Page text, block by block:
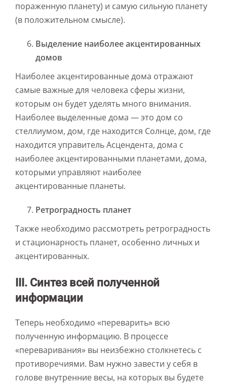
пораженную планету) и самую сильную планету
(в положительном смысле).
Выделение наиболее акцентированных
домов
Наиболее акцентированные дома отражают
самые важные для человека сферы жизни,
которым он будет уделять много внимания.
Наиболее выделенные дома — это дом со
стеллиумом, дом, где находится Солнце, дом, где
находится управитель Асцендента, дома с
наиболее акцентированными планетами, дома,
которыми управляют наиболее
акцентированные планеты.
Ретроградность планет
Также необходимо рассмотреть ретроградность
и стационарность планет, особенно личных и
акцентированных.
III. Синтез всей полученной
информации
Теперь необходимо «переварить» всю
полученную информацию. В процессе
«переваривания» вы неизбежно столкнетесь с
противоречиями. Вам нужно завести у себя в
голове внутренние весы, на которых вы будете